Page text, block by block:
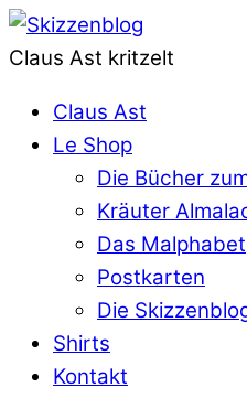
Claus Ast kritzelt
Claus Ast
Le Shop
Die Bücher
Kräuter
Das Malphabet
Postkarten
Die
Shirts
Kontakt